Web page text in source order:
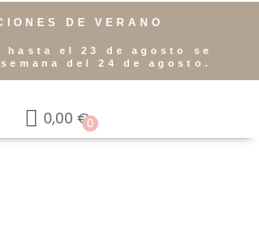
DE VERANO
hasta el 23 de agosto se
del 24 de agosto.
0,00 €0